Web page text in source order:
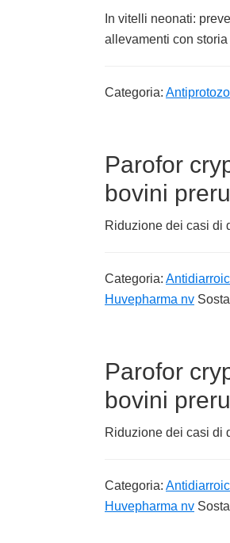
In vitelli neonati:
allevamenti con
Categoria:
Parofor
bovini
Riduzione dei casi di
Categoria:
Huvepharma nv
Parofor
bovini
Riduzione dei casi di
Categoria:
Huvepharma nv